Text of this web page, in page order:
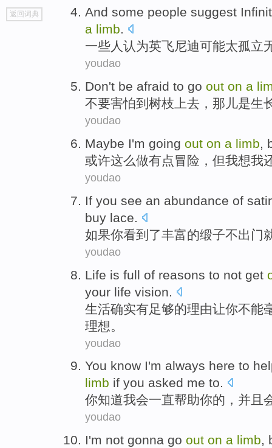
go
top
返回词典 And some people suggest
a limb.
一些人 认为英飞尼迪可能太孤立
youdao
Don't be afraid to go out on a
不要害怕到 树枝 上去 ， 那儿是生
youdao
Maybe I'm going out on a limb,
或许这么做有点冒险， 但我想我
youdao
If you see an abundance of
buy lace.
如果你看到 了丰富的缎子不出门
youdao
Life is full of reasons to not get
your life vision
生活确实有足够的理由让你不能
理想。
youdao
You know I'm always here to
limb if you asked me to.
你知道我会一直帮助你的， 并且
youdao
I'm not gonna go out on a limb,